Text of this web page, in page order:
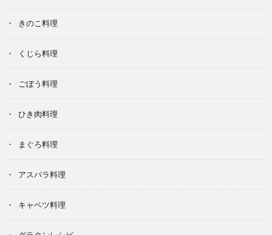
きのこ料理
くじら料理
ごぼう料理
ひき肉料理
まぐろ料理
アスパラ料理
キャベツ料理